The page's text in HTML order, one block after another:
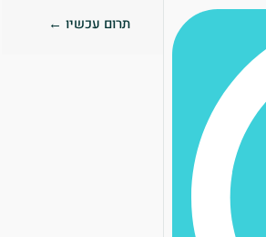
תרום עכשיו ←